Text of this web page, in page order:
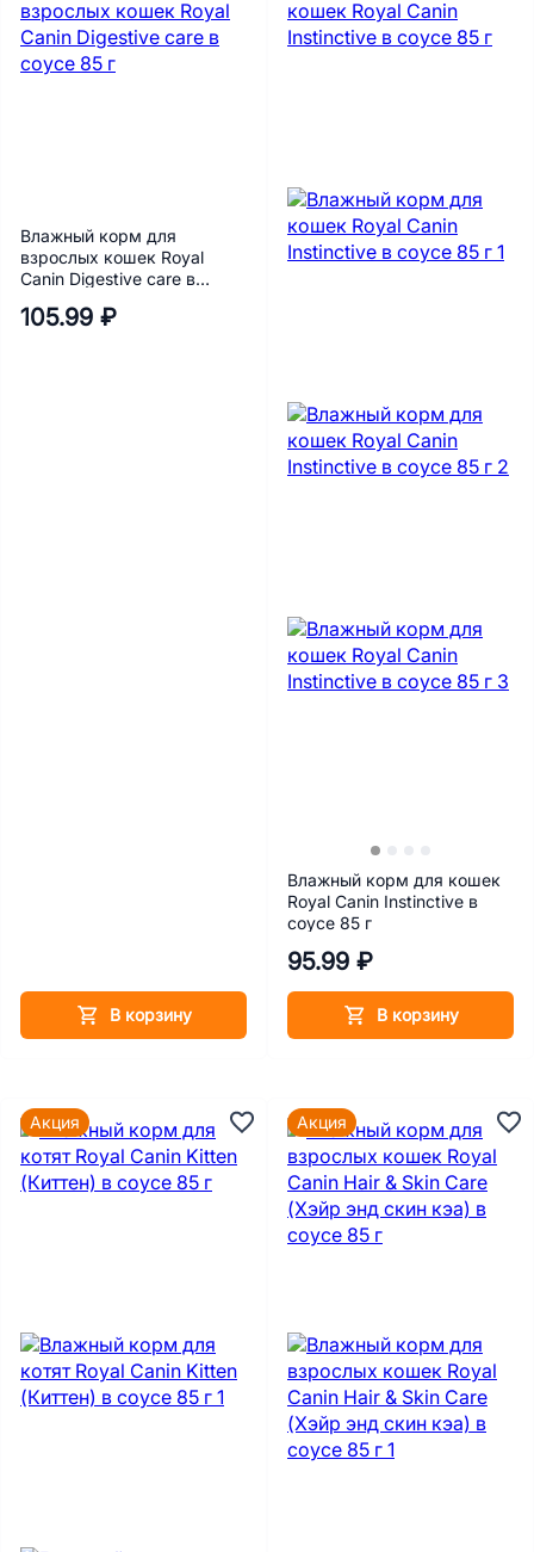
Влажный корм для
взрослых кошек Royal
Canin Digestive care в
105.99 ₽
В корзину
Влажный корм для кошек
Royal Canin Instinctive в
соусе 85 г
95.99 ₽
В корзину
Акция Акция